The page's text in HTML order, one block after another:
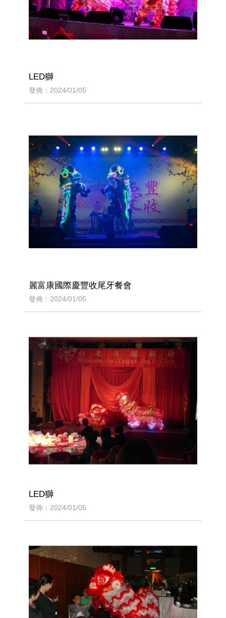
LED獅
發佈：2024/01/05
麗富康國際慶豐收尾牙餐會
發佈：2024/01/05
LED獅
發佈：2024/01/05